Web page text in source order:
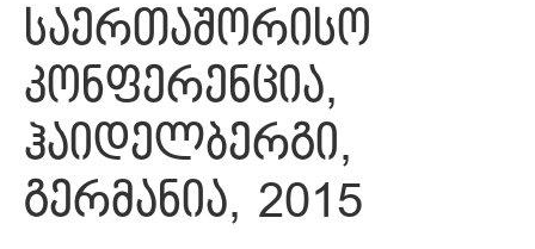
საერთაშორისო
კონფერენცია,
ჰაიდელბერგი,
გერმანია, 2015